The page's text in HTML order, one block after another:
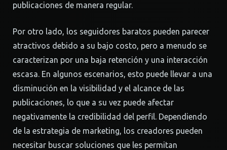
publicaciones de manera regular.
Por otro lado, los seguidores baratos pueden parecer
atractivos debido a su bajo costo, pero a menudo se
caracterizan por una baja retención y una interacción
escasa. En algunos escenarios, esto puede llevar a una
disminución en la visibilidad y el alcance de las
publicaciones, lo que a su vez puede afectar
negativamente la credibilidad del perfil. Dependiendo
de la estrategia de marketing, los creadores pueden
necesitar buscar soluciones que les permitan